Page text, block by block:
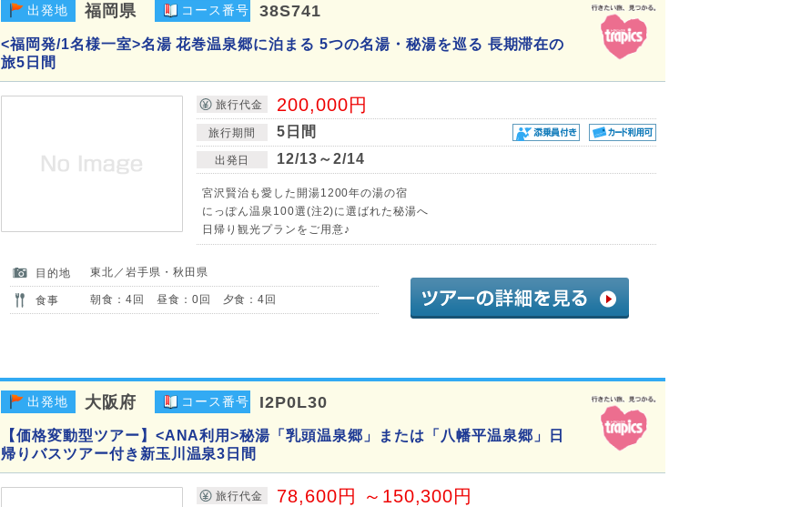
出発地 福岡県 コース番号 38S741
<福岡発/1名様一室>名湯 花巻温泉郷に泊まる 5つの名湯・秘湯を巡る 長期滞在の
旅5日間
旅行代金 200,000円
旅行期間 5日間
出発日 12/13～2/14
宮沢賢治も愛した開湯1200年の湯の宿
にっぽん温泉100選(注2)に選ばれた秘湯へ
日帰り観光プランをご用意♪
目的地 東北／岩手県・秋田県
食事 朝食：4回 昼食：0回 夕食：4回
出発地 大阪府 コース番号 I2P0L30
【価格変動型ツアー】<ANA利用>秘湯「乳頭温泉郷」または「八幡平温泉郷」日
帰りバスツアー付き新玉川温泉3日間
旅行代金 78,600円 ～150,300円